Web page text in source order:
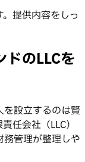
提供内容をしっ
ドのLLCを
を設立するのは賢
任会社（LLC）
管理が整理しや